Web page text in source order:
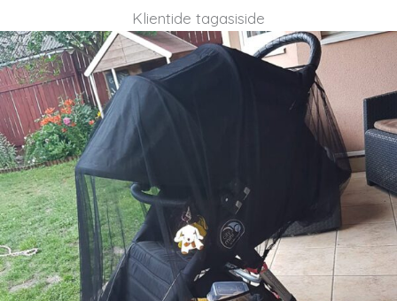
Klientide tagasiside